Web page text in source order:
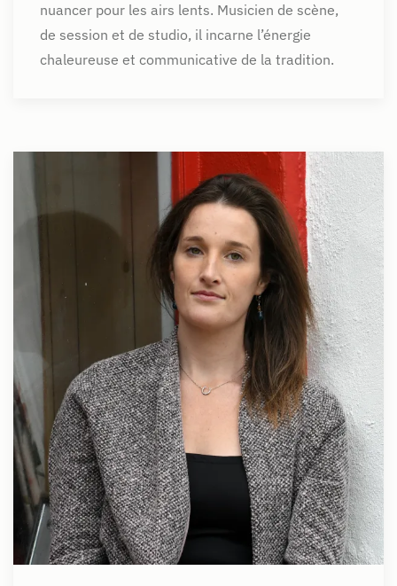
nuancer pour les airs lents. Musicien de scène,
de session et de studio, il incarne l’énergie
chaleureuse et communicative de la tradition.